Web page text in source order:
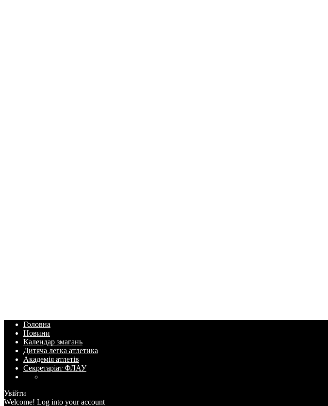
Головна
Новини
Календар змагань
Дитяча легка атлетика
Академія атлетів
Секретаріат ФЛАУ
Увійти
Welcome! Log into your account